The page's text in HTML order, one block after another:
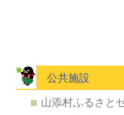
公共施設
山添村ふるさと